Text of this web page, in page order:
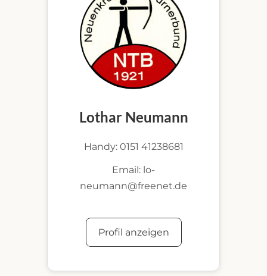
Lothar Neumann
Handy: 0151 41238681
Email: lo-
neumann@freenet.de
Profil anzeigen